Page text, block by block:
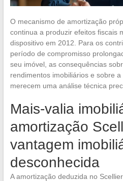
O mecanismo de amortização
continua a produzir efeitos fiscais
dispositivo em 2012. Para os
período de compromisso
seu imóvel, as consequências
rendimentos imobiliários e sobre
merecem uma análise técnica
Mais-valia
amortização
vantagem
desconhecida
A amortização deduzida no